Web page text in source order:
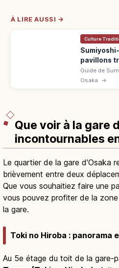
Culture
pavillons
Que voir à la gare
Le quartier de la gare d'Osaka
brièvement entre deux
Que vous souhaitiez faire une
vous pouvez profiter de la zone
la gare.